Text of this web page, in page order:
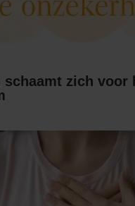
schaamt zich voor